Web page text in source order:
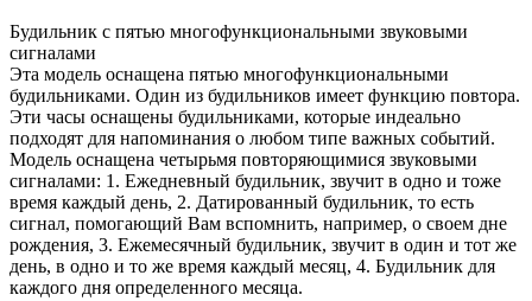
Будильник с пятью многофункциональными звуковыми
сигналами
Эта модель оснащена пятью многофункциональными
будильниками. Один из будильников имеет функцию повтора.
Эти часы оснащены будильниками, которые индеально
подходят для напоминания о любом типе важных событий.
Модель оснащена четырьмя повторяющимися звуковыми
сигналами: 1. Ежедневный будильник, звучит в одно и тоже
время каждый день, 2. Датированный будильник, то есть
сигнал, помогающий Вам вспомнить, например, о своем дне
рождения, 3. Ежемесячный будильник, звучит в один и тот же
день, в одно и то же время каждый месяц, 4. Будильник для
каждого дня определенного месяца.